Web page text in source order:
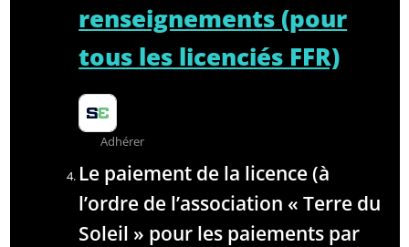
renseignements (pour
tous les licenciés FFR)
Adhérer
Le paiement de la licence (à
l’ordre de l’association « Terre du
Soleil » pour les paiements par